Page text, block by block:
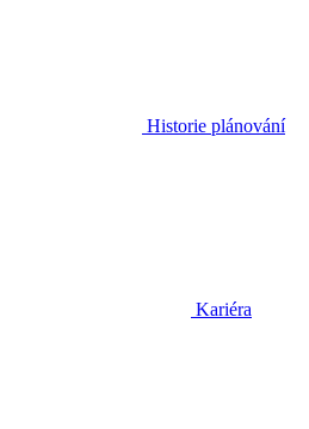
Historie plánování
Kariéra